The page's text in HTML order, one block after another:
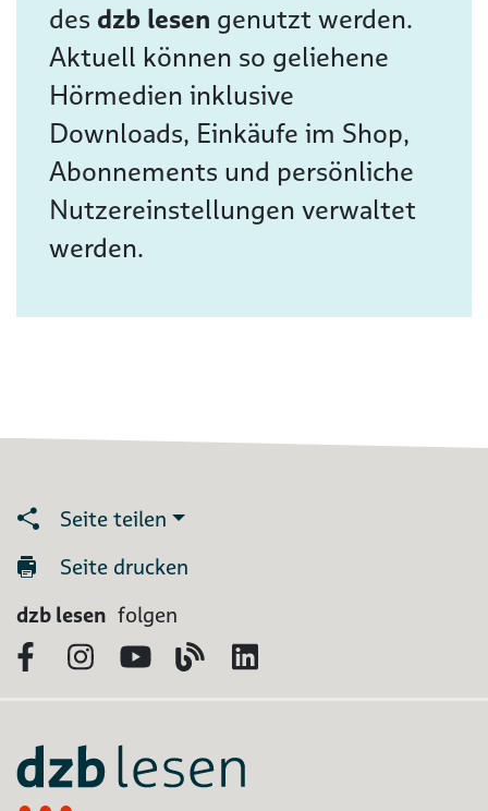
des dzb lesen genutzt werden.
Aktuell können so geliehene
Hörmedien inklusive
Downloads, Einkäufe im Shop,
Abonnements und persönliche
Nutzereinstellungen verwaltet
werden.
Seite teilen
Seite drucken
dzb lesen folgen
FacebookInstagram
YouTubeBlog